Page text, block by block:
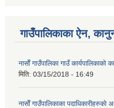
गाउँपालिकाका ऐन,
नासाेँ गाउँपालिका गाउँ कार्यपालिकाकाे
मिति: 03/15/2018 - 16:49
नासाेँ गाउँपालिकाका